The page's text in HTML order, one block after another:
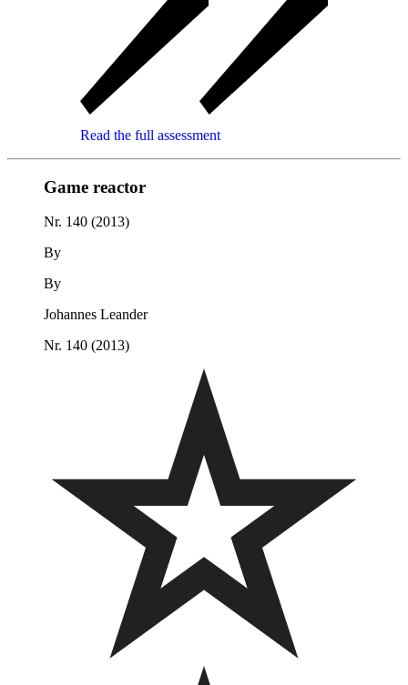
Read the full assessment
Game reactor
Nr. 140 (2013)
By
By
Johannes Leander
Nr. 140 (2013)